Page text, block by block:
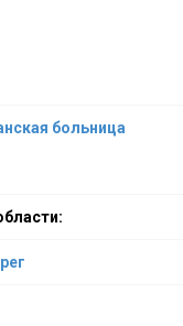
больница